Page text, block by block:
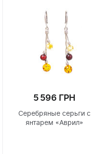
5 596 ГРН
Серебряные серьги с
янтарем «Аврил»